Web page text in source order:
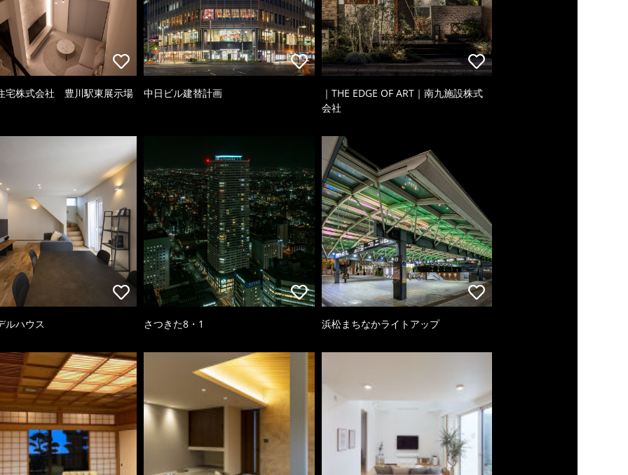
宅株式会社 豊川駅東展示場 中日ビル建替計画
｜THE EDGE OF ART｜南九施設株式
会社
ルハウス さつきた8・1 浜松まちなかライトアップ